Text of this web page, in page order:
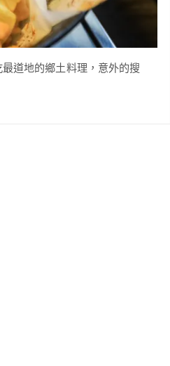
道地的鄉土料理，意外的搜